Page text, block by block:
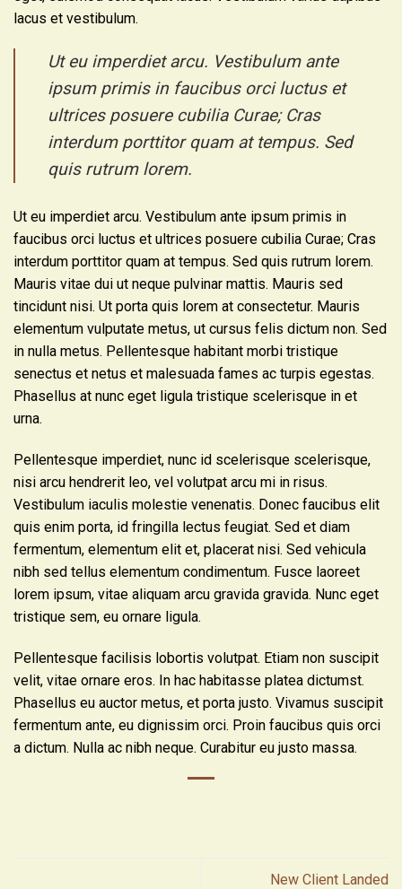
lacus et vestibulum.
Ut eu imperdiet arcu. Vestibulum ante
ipsum primis in faucibus orci luctus et
ultrices posuere cubilia Curae; Cras
interdum porttitor quam at tempus. Sed
quis rutrum lorem.
Ut eu imperdiet arcu. Vestibulum ante ipsum primis in
faucibus orci luctus et ultrices posuere cubilia Curae; Cras
interdum porttitor quam at tempus. Sed quis rutrum lorem.
Mauris vitae dui ut neque pulvinar mattis. Mauris sed
tincidunt nisi. Ut porta quis lorem at consectetur. Mauris
elementum vulputate metus, ut cursus felis dictum non. Sed
in nulla metus. Pellentesque habitant morbi tristique
senectus et netus et malesuada fames ac turpis egestas.
Phasellus at nunc eget ligula tristique scelerisque in et
urna.
Pellentesque imperdiet, nunc id scelerisque scelerisque,
nisi arcu hendrerit leo, vel volutpat arcu mi in risus.
Vestibulum iaculis molestie venenatis. Donec faucibus elit
quis enim porta, id fringilla lectus feugiat. Sed et diam
fermentum, elementum elit et, placerat nisi. Sed vehicula
nibh sed tellus elementum condimentum. Fusce laoreet
lorem ipsum, vitae aliquam arcu gravida gravida. Nunc eget
tristique sem, eu ornare ligula.
Pellentesque facilisis lobortis volutpat. Etiam non suscipit
velit, vitae ornare eros. In hac habitasse platea dictumst.
Phasellus eu auctor metus, et porta justo. Vivamus suscipit
fermentum ante, eu dignissim orci. Proin faucibus quis orci
a dictum. Nulla ac nibh neque. Curabitur eu justo massa.
New Client Landed